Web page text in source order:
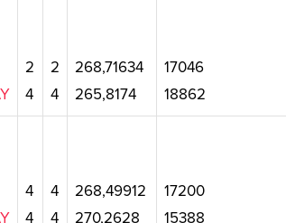
2
4
2
4
268,71634
265,8174
17046
18862
4
4
4
4
268,49912
270,2628
17200
15388